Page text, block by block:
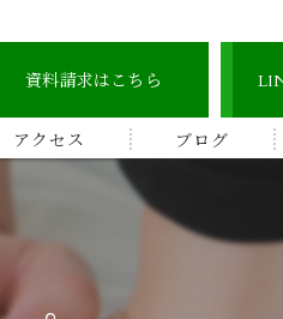
資料請求はこちら
アクセス
城市三角地区
ブログ
コラム 認